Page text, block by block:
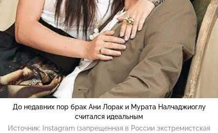
До недавних пор брак Ани Лорак и Мурата Налчаджиоглу
считался идеальным
Источник:
Instagram (запрещенная в России экстремистская